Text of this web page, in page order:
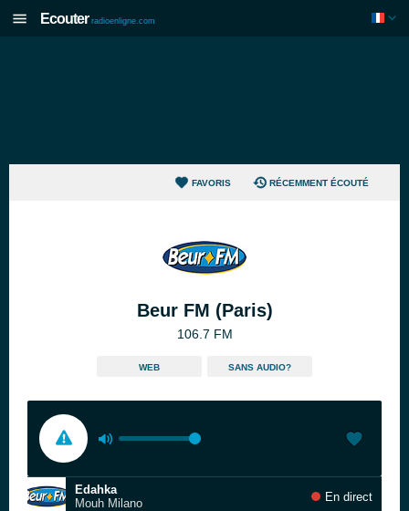
Ecouter radioenligne.com
FAVORIS RÉCEMMENT ÉCOUTÉ
Beur FM (Paris)
106.7 FM
WEB SANS AUDIO?
Edahka
Mouh Milano
En direct